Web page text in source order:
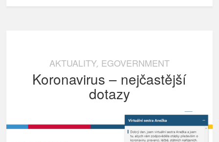
AKTUALITY, EGOVERNMENT
Koronavirus – nejčastější
dotazy